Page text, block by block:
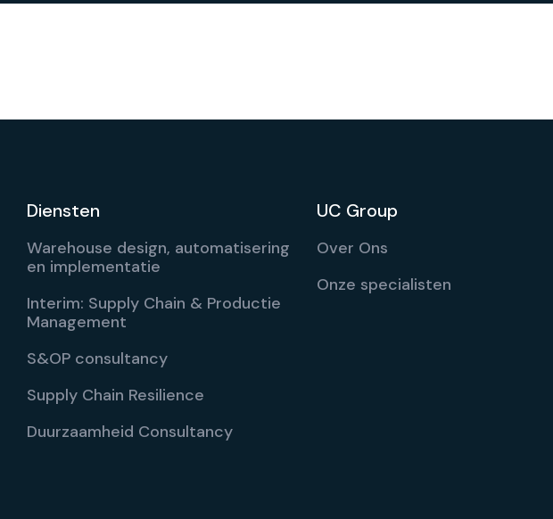
Diensten
Warehouse design, automatisering
en implementatie
Interim: Supply Chain & Productie
Management
S&OP consultancy
Supply Chain Resilience
Duurzaamheid Consultancy
UC Group
Over Ons
Onze specialisten